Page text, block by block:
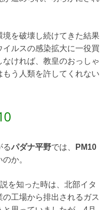
境を破壊し続けてきた結果
ルスの感染拡大に一役買
ければ、教皇のおっしゃ
う人類を許してくれない
るパダナ平野では、
PM10
か。
を知った時は、北部イタ
工場から排出されるガス